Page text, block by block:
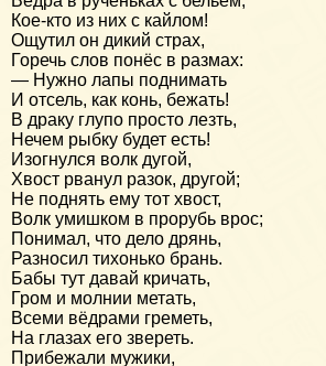
Кое-кто из них с кайлом!
Ощутил он дикий страх,
Горечь слов понёс в размах:
— Нужно лапы поднимать
И отсель, как конь, бежать!
В драку глупо просто лезть,
Нечем рыбку будет есть!
Изогнулся волк дугой,
Хвост рванул разок, другой;
Не поднять ему тот хвост,
Волк умишком в прорубь врос;
Понимал, что дело дрянь,
Разносил тихонько брань.
Бабы тут давай кричать,
Гром и молнии метать,
Всеми вёдрами греметь,
На глазах его звереть.
Прибежали мужики,